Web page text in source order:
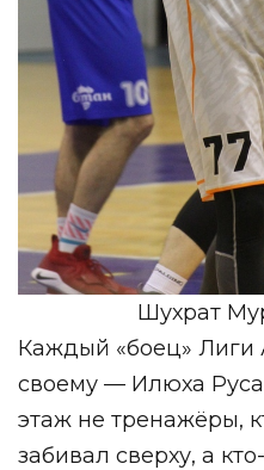
Шухрат
Каждый «боец» Лиги
своему — Илюха
этаж не тренажёры,
забивал сверху, а